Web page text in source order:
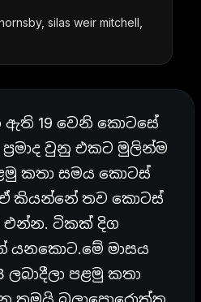
silas weir mitchell,
19 වෙනි කොටසේ
වුනු එකට මුලින්ම
කතා සමය කොටස්
කියන්නේ තව කොටස්
එන්න. ටිකක් දිග
යනකොට.මේ මාසය
පළමු කතා